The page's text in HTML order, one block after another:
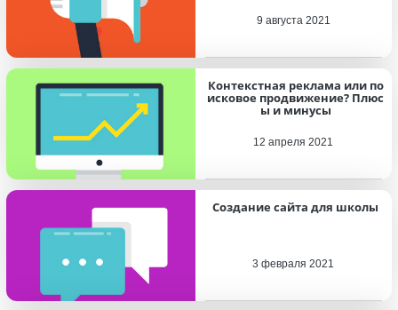
9 августа 2021
Контекстная реклама или по
исковое продвижение? Плюс
ы и минусы
12 апреля 2021
Создание сайта для школы
3 февраля 2021